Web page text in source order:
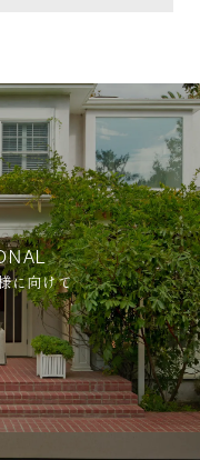
に向けて